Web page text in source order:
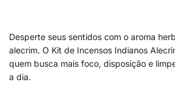
Desperte seus sentidos com o aroma
alecrim. O Kit de Incensos Indianos
quem busca mais foco, disposição e
a dia.